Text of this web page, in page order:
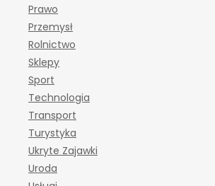
Prawo
Przemysł
Rolnictwo
Sklepy
Sport
Technologia
Transport
Turystyka
Ukryte Zajawki
Uroda